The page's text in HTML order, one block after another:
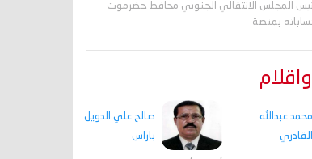
المجلس الانتقالي الجنوبي محافظ حضرموت
بمنصة
محمد عبدالله
القادري
صالح علي الدويل
باراس